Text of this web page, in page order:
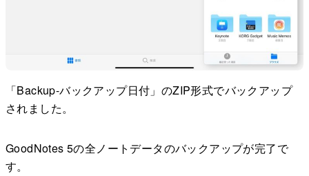
「Backup-バックアップ日付」のZIP形式でバックアップ
されました。
GoodNotes 5の全ノートデータのバックアップが完了で
す。